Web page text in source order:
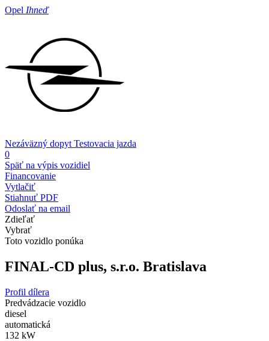
Opel Ihneď
Nezáväzný dopyt Testovacia jazda
0
Späť na výpis vozidiel
Financovanie
Vytlačiť
Stiahnuť PDF
Odoslať na email
Zdieľať
Vybrať
Toto vozidlo ponúka
FINAL-CD plus, s.r.o. Bratislava
Profil dílera
Predvádzacie vozidlo
diesel
automatická
132 kW